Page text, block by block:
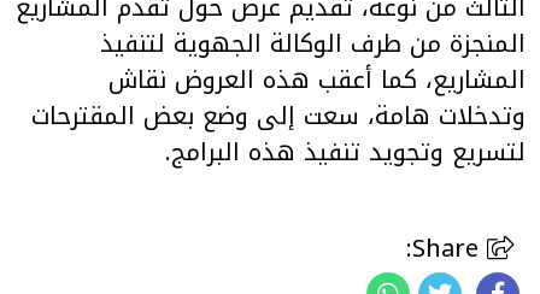
المنجزة من طرف الوكالة الجهوية لتنفيذ
المشاريع، كما أعقب هذه العروض نقاش
وتدخلات هامة، سعت إلى وضع بعض المقترحات
لتسريع وتجويد تنفيذ هذه البرامج.